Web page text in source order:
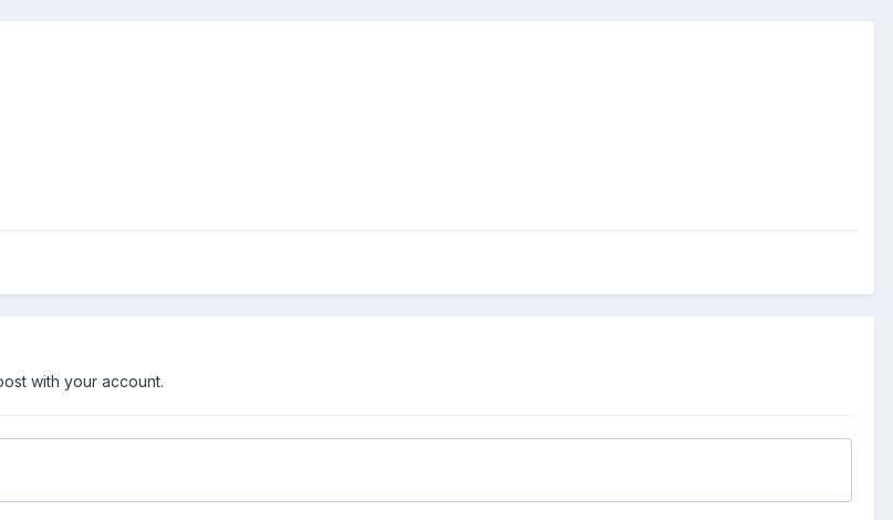
with your account.